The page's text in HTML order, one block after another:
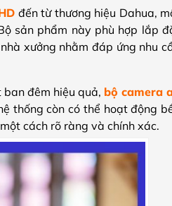
đến từ thương hiệu Dahua,
sản phẩm này phù hợp lắp
xưởng nhằm đáp ứng nhu
đêm hiệu quả, bộ camera
thống còn có thể hoạt động
cách rõ ràng và chính xác.